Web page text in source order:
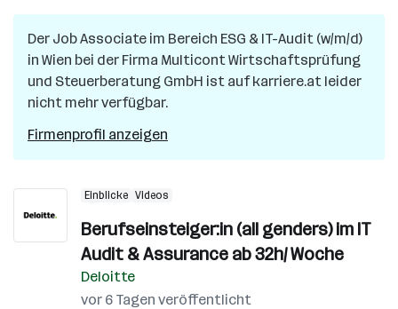
Jobs
in
Wien
Der JobAssociate im Bereich ESG & IT-Audit (w/m/d)
in Wien bei der Firma Multicont Wirtschaftsprüfung
und Steuerberatung GmbH ist auf karriere.at leider
nicht mehr verfügbar.
Firmenprofil anzeigen
Einblicke Videos
Berufseinsteiger:in (all genders) im IT
Audit & Assurance ab 32h/ Woche
Deloitte
vor 6 Tagen veröffentlicht